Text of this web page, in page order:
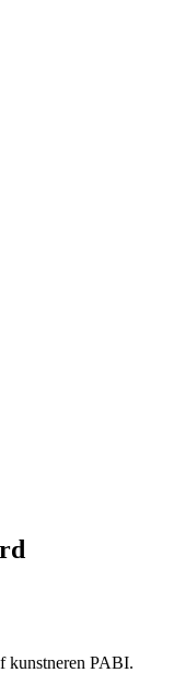
kunstneren PABI.